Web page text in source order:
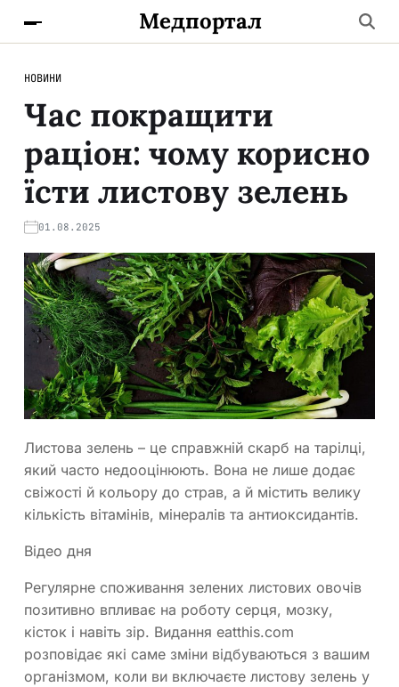
Медпортал
НОВИНИ
Час покращити
раціон: чому корисно
їсти листову зелень
01.08.2025
Листова зелень – це справжній скарб на тарілці,
який часто недооцінюють. Вона не лише додає
свіжості й кольору до страв, а й містить велику
кількість вітамінів, мінералів та антиоксидантів.
Відео дня
Регулярне споживання зелених листових овочів
позитивно впливає на роботу серця, мозку,
кісток і навіть зір. Видання eatthis.com
розповідає які саме зміни відбуваються з вашим
організмом, коли ви включаєте листову зелень у